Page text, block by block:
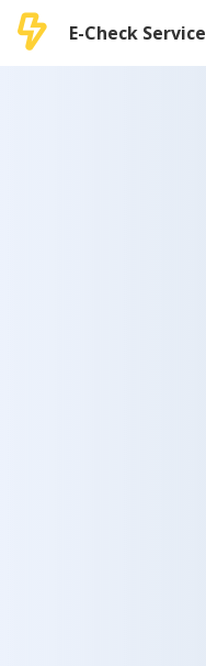
E-Check Service